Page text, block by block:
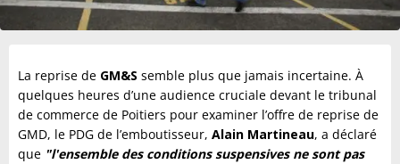
La reprise de GM&S semble plus que jamais incertaine. À
quelques heures d’une audience cruciale devant le tribunal
de commerce de Poitiers pour examiner l’offre de reprise de
GMD, le PDG de l’emboutisseur, Alain Martineau, a déclaré
que "l'ensemble des conditions suspensives ne sont pas